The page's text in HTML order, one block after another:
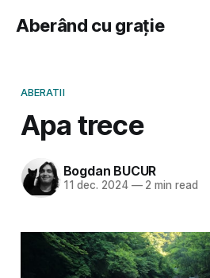
Aberând cu grație
ABERATII
Apa trece
Bogdan BUCUR
11 dec. 2024 —2 min read